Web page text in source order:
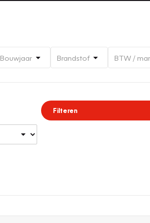
Bouwjaar Brandstof BTW /
Filteren